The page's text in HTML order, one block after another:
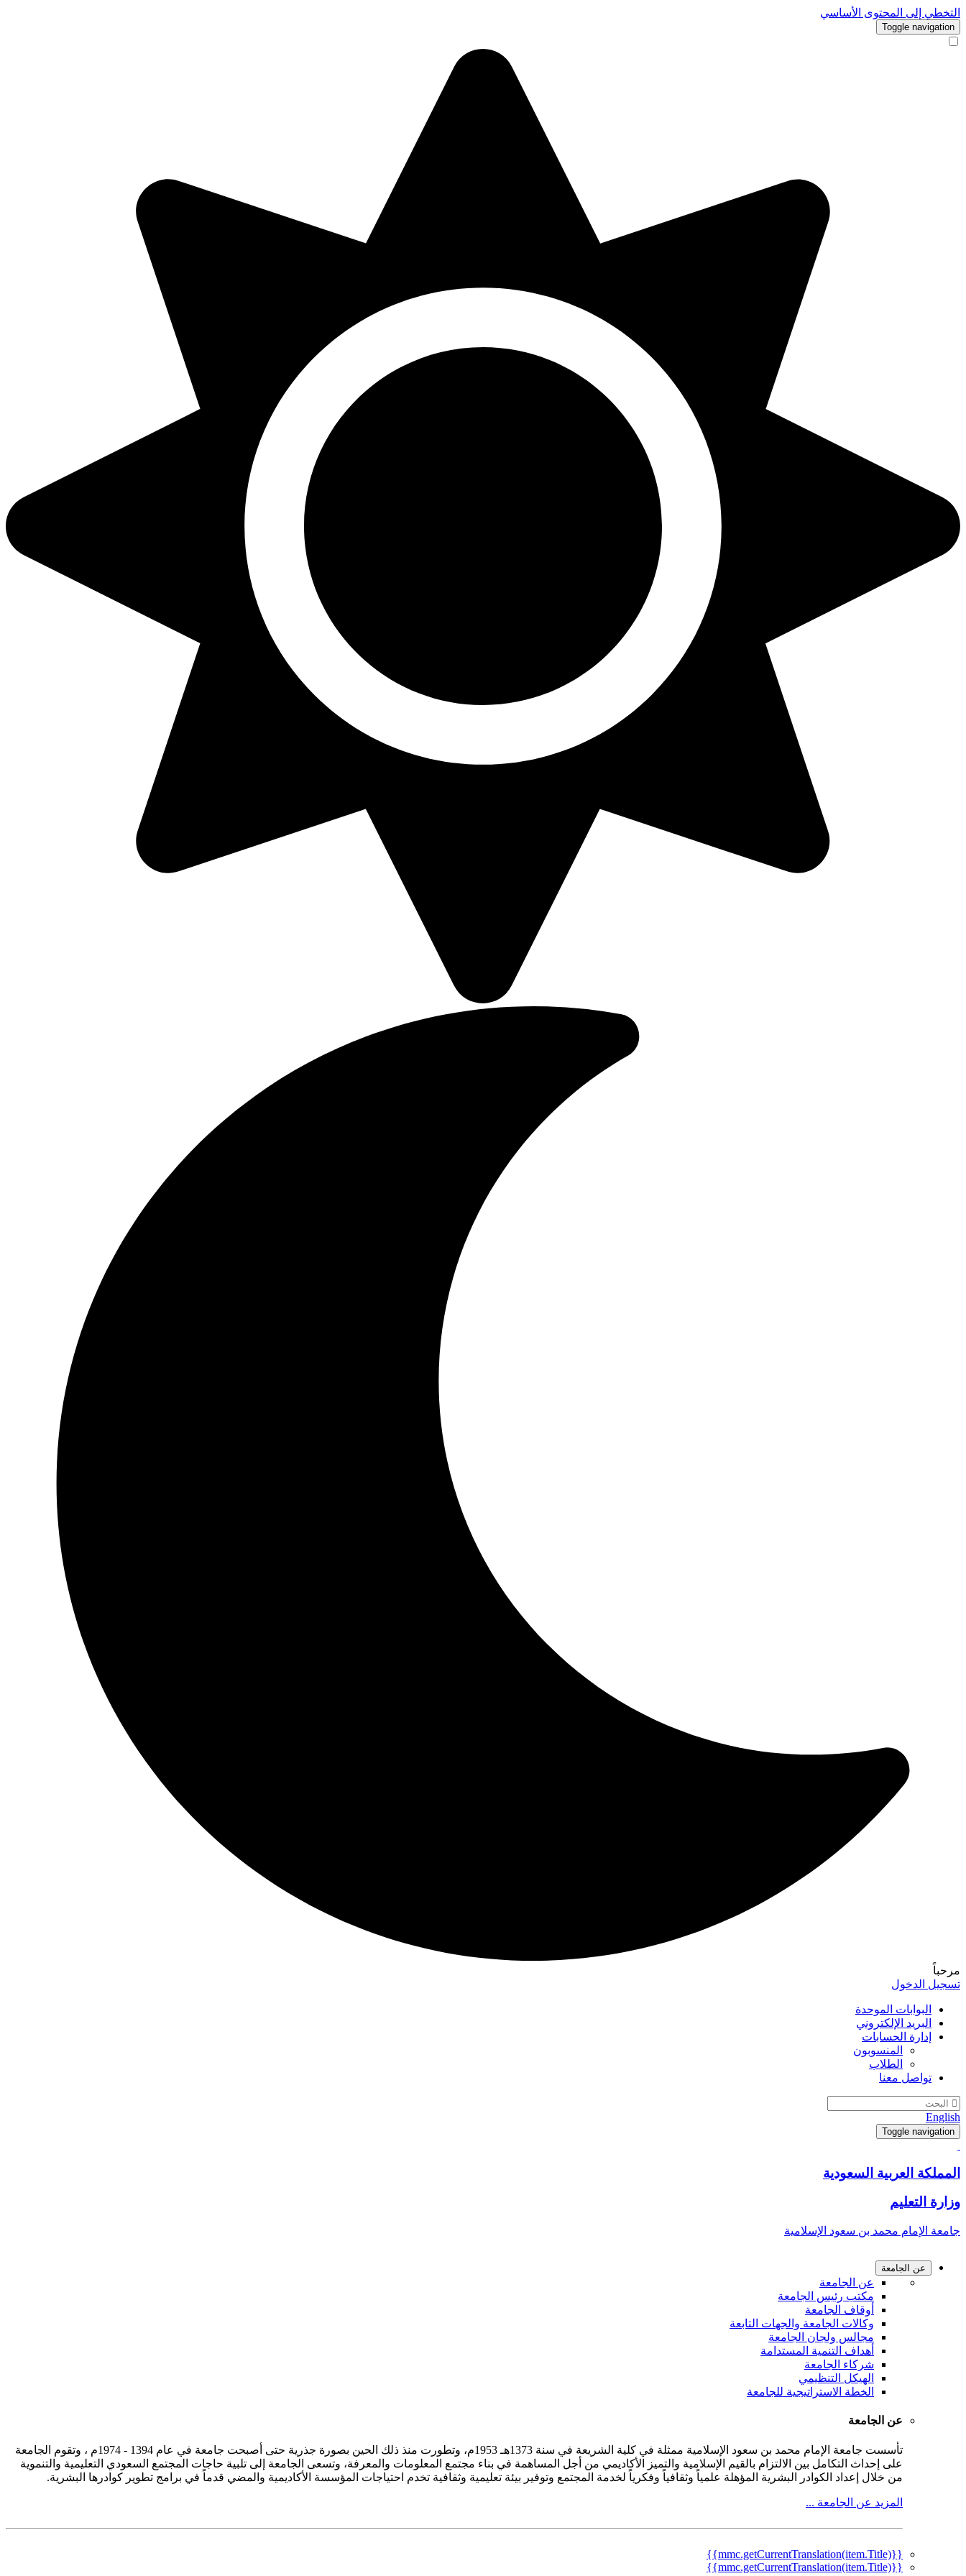
التخطي إلى المحتوى الأساسي
Toggle navigation
مرحباً
تسجيل الدخول
البوابات الموحدة
البريد الإلكتروني
إدارة الحسابات
المنسوبون
الطلاب
تواصل معنا
English
Toggle navigation
المملكة العربية السعودية
وزارة التعليم
جامعة الإمام محمد بن سعود الإسلامية
عن الجامعة
عن الجامعة
مكتب رئيس الجامعة
أوقاف الجامعة
وكالات الجامعة والجهات التابعة
مجالس ولجان الجامعة
أهداف التنمية المستدامة
شركاء الجامعة
الهيكل التنظيمي
الخطة الاستراتيجية للجامعة
عن الجامعة
تأسست جامعة الإمام محمد بن سعود الإسلامية ممثلة في كلية الشريعة في سنة 1373هـ 1953م، وتطورت منذ ذلك الحين بصورة جذرية حتى أصبحت جامعة في عام 1394 - 1974م ، وتقوم الجامعة
على إحداث التكامل بين الالتزام بالقيم الإسلامية والتميز الأكاديمي من أجل المساهمة في بناء مجتمع المعلومات والمعرفة، وتسعى الجامعة إلى تلبية حاجات المجتمع السعودي التعليمية والتنموية
من خلال إعداد الكوادر البشرية المؤهلة علمياً وثقافياً وفكرياً لخدمة المجتمع وتوفير بيئة تعليمية وثقافية تخدم احتياجات المؤسسة الأكاديمية والمضي قدماً في برامج تطوير كوادرها البشرية.
المزيد عن الجامعة ...
{{mmc.getCurrentTranslation(item.Title)}}
{{mmc.getCurrentTranslation(item.Title)}}